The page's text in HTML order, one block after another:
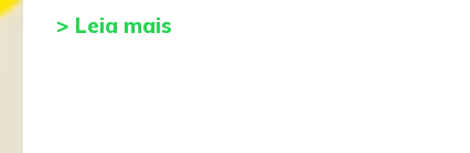
> Leia mais